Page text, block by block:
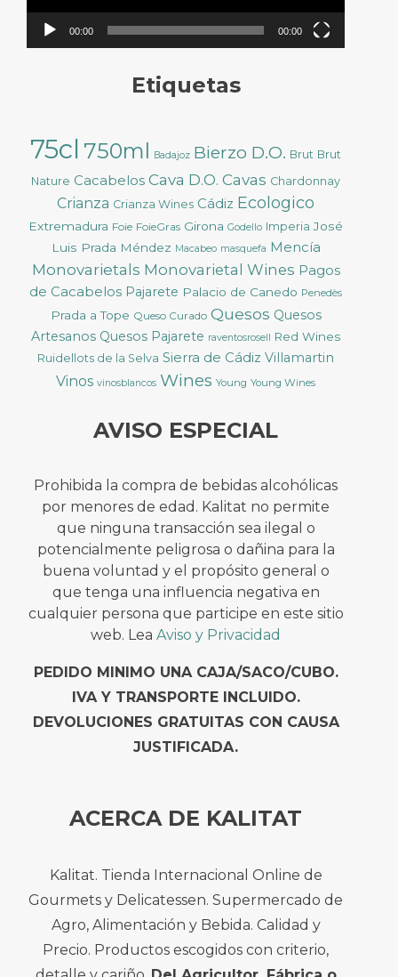
00:00 00:00
Etiquetas
75cl 750ml Badajoz Bierzo D.O. Brut Brut
Nature Cacabelos Cava D.O. Cavas Chardonnay
Crianza Crianza Wines Cádiz Ecologico
Extremadura Foie FoieGras Girona Godello Imperia José
Luis Prada Méndez Macabeo masquefa Mencía
Monovarietals Monovarietal Wines Pagos
de Cacabelos Pajarete Palacio de Canedo Penedès
Prada a Tope Queso Curado Quesos Quesos
Artesanos Quesos Pajarete raventosrosell Red Wines
Ruidellots de la Selva Sierra de Cádiz Villamartin
Vinos vinosblancos Wines Young Young Wines
AVISO ESPECIAL
Prohibida la compra de bebidas alcohólicas
por menores de edad. Kalitat no permite
que ninguna transacción sea ilegal o
potencialmente peligrosa o dañina para la
buena voluntad y el propósito general o
que tenga una influencia negativa en
cualquier persona que participe en este sitio
web. Lea Aviso y Privacidad
PEDIDO MINIMO UNA CAJA/SACO/CUBO.
IVA Y TRANSPORTE INCLUIDO.
DEVOLUCIONES GRATUITAS CON CAUSA
JUSTIFICADA.
ACERCA DE KALITAT
Kalitat. Tienda Internacional Online de
Gourmets y Delicatessen. Supermercado de
Agro, Alimentación y Bebida. Calidad y
Precio. Productos escogidos con criterio,